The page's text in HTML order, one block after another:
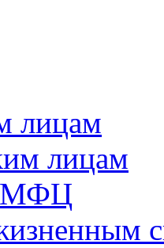
лицам
лицам
МФЦ